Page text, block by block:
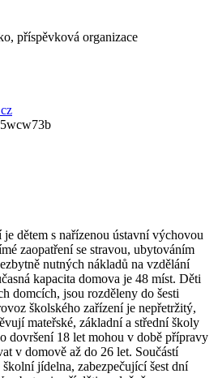
příspěvková organizace
je dětem s nařízenou ústavní výchovou
zaopatření se stravou, ubytováním
nutných nákladů na vzdělání
kapacita domova je 48 míst. Děti
domcích, jsou rozděleny do šesti
školského zařízení je nepřetržitý,
mateřské, základní a střední školy
dovršení 18 let mohou v době přípravy
v domově až do 26 let. Součástí
jídelna, zabezpečující šest dní